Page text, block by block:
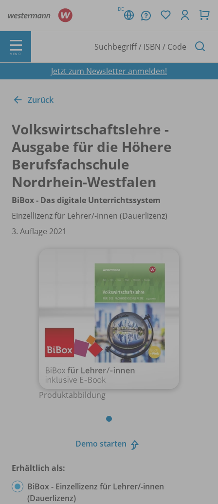
DE
MENÜ
Jetzt zum Newsletter anmelden!
Zurück
Volkswirtschaftslehre -
Ausgabe für die Höhere
Berufsfachschule
Nordrhein-Westfalen
BiBox - Das digitale Unterrichtssystem
Einzellizenz für Lehrer/-innen (Dauerlizenz)
3. Auflage 2021
Produktabbildung
Demo starten
Erhältlich als:
BiBox - Einzellizenz für Lehrer/-innen
(Dauerlizenz)